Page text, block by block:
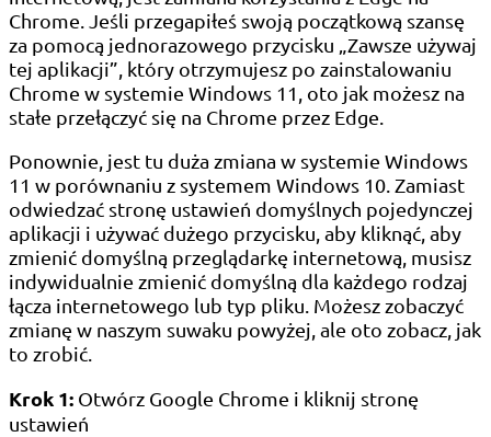
Chrome. Jeśli przegapiłeś swoją początkową szansę
za pomocą jednorazowego przycisku „Zawsze używaj
tej aplikacji”, który otrzymujesz po zainstalowaniu
Chrome w systemie Windows 11, oto jak możesz na
stałe przełączyć się na Chrome przez Edge.
Ponownie, jest tu duża zmiana w systemie Windows
11 w porównaniu z systemem Windows 10. Zamiast
odwiedzać stronę ustawień domyślnych pojedynczej
aplikacji i używać dużego przycisku, aby kliknąć, aby
zmienić domyślną przeglądarkę internetową, musisz
indywidualnie zmienić domyślną dla każdego rodzaj
łącza internetowego lub typ pliku. Możesz zobaczyć
zmianę w naszym suwaku powyżej, ale oto zobacz, jak
to zrobić.
Krok 1: Otwórz Google Chrome i kliknij stronę
ustawień